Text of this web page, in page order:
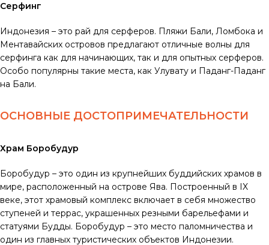
Серфинг
Индонезия – это рай для серферов. Пляжи Бали, Ломбока и
Ментавайских островов предлагают отличные волны для
серфинга как для начинающих, так и для опытных серферов.
Особо популярны такие места, как Улувату и Паданг-Паданг
на Бали.
ОСНОВНЫЕ ДОСТОПРИМЕЧАТЕЛЬНОСТИ
Храм Боробудур
Боробудур – это один из крупнейших буддийских храмов в
мире, расположенный на острове Ява. Построенный в IX
веке, этот храмовый комплекс включает в себя множество
ступеней и террас, украшенных резными барельефами и
статуями Будды. Боробудур – это место паломничества и
один из главных туристических объектов Индонезии.